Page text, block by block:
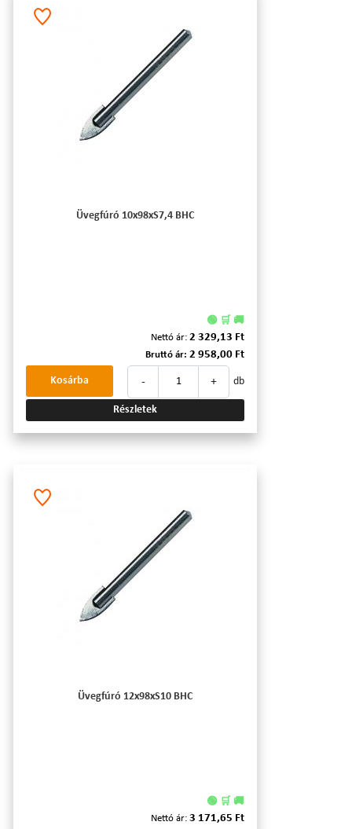
Üvegfúró 10x98xS7,4 BHC
🟢 🛒 🚚
Nettó ár: 2 329,13 Ft
Bruttó ár: 2 958,00 Ft
- + db
Kosárba
Részletek
Üvegfúró 12x98xS10 BHC
🟢 🛒 🚚
Nettó ár: 3 171,65 Ft